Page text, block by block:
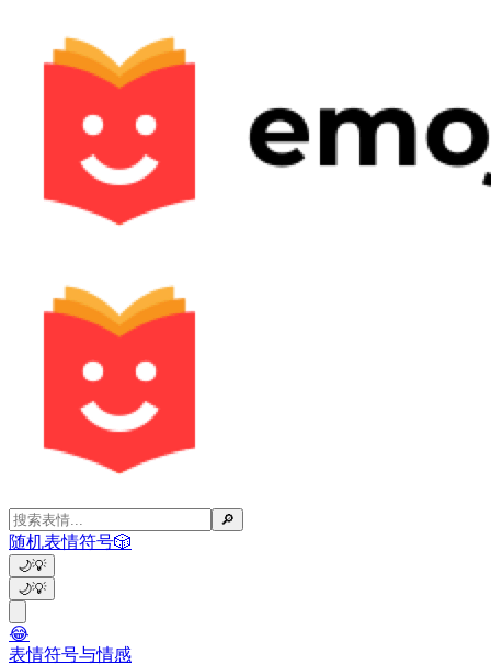
🔎
随机表情符号🎲
🌙💡
🌙💡
😂
表情符号与情感